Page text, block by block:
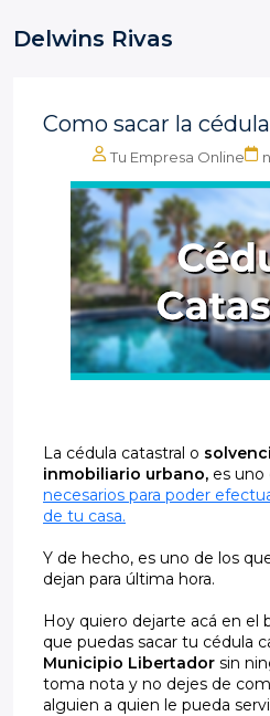
Delwins Rivas
Como sacar la
Tu Empresa Online
La cédula catastral o
inmobiliario urbano, es uno
necesarios para poder
de tu casa.
Y de hecho, es uno de los
dejan para última hora.
Hoy quiero dejarte acá en el
que puedas sacar tu cédula
Municipio Libertador sin
toma nota y no dejes de
alguien a quien le pueda